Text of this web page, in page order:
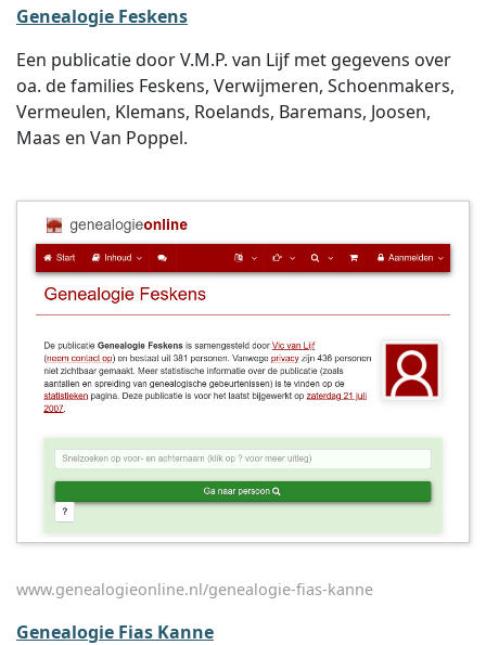
Genealogie Feskens
Een publicatie door V.M.P. van Lijf met gegevens over
oa. de families Feskens, Verwijmeren, Schoenmakers,
Vermeulen, Klemans, Roelands, Baremans, Joosen,
Maas en Van Poppel.
www.genealogieonline.nl/genealogie-fias-kanne
Genealogie Fias Kanne